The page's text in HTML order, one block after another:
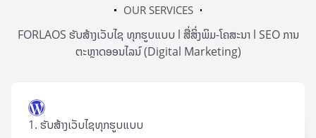
OUR SERVICES
FORLAOS ຮັບສ້າງເວັບໄຊ ທຸກຮູບແບບ l ສື່ສິ່ງພິມ-ໂຄສະນາ l SEO ການ
ຕະຫຼາດອອນໄລນ໌ (Digital Marketing)
1. ຮັບສ້າງເວັບໄຊທຸກຮູບແບບ